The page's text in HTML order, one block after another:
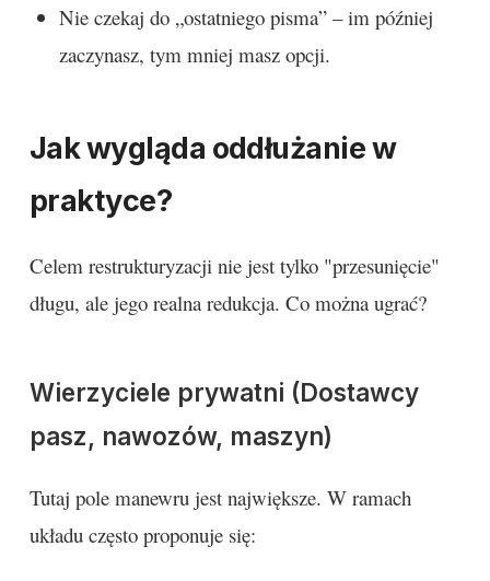
Nie czekaj do „ostatniego pisma” – im później
zaczynasz, tym mniej masz opcji.
Jak wygląda oddłużanie w
praktyce?
Celem restrukturyzacji nie jest tylko "przesunięcie"
długu, ale jego realna redukcja. Co można ugrać?
Wierzyciele prywatni (Dostawcy
pasz, nawozów, maszyn)
Tutaj pole manewru jest największe. W ramach
układu często proponuje się: